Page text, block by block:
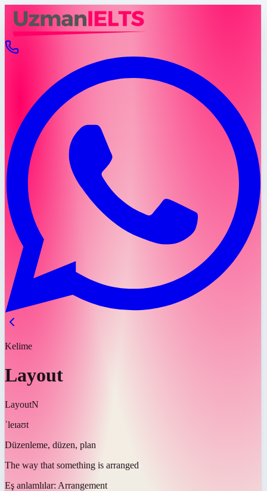
Kelime
Layout
LayoutN
ˈleɪaʊt
Düzenleme, düzen, plan
The way that something is arranged
Eş anlamlılar: Arrangement